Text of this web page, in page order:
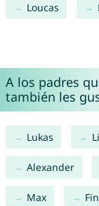
Loucas
A los padres
también les
Lukas
Alexander
Max